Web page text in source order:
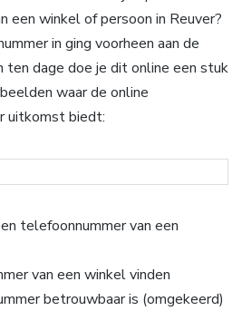
een winkel of persoon in Reuver?
in ging voorheen aan de
ten dage doe je dit online een stuk
waar de online
uitkomst biedt:
telefoonnummer van een
van een winkel vinden
betrouwbaar is (omgekeerd)